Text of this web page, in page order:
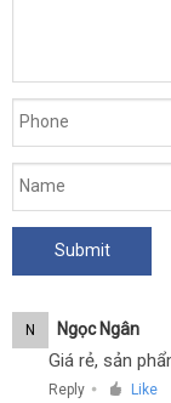
N Ngọc Ngân
Giá rẻ, sản
Reply ● Like